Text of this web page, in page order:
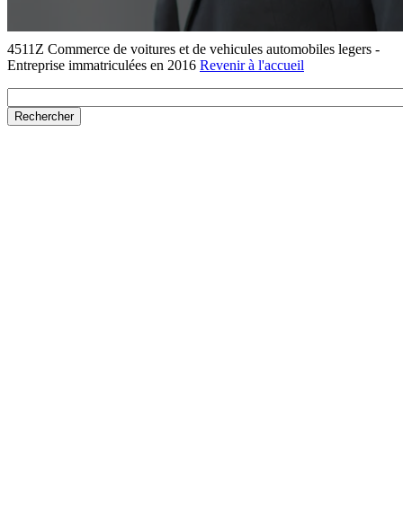
4511Z Commerce de voitures et de vehicules automobiles legers -
Entreprise immatriculées en 2016 Revenir à l'accueil